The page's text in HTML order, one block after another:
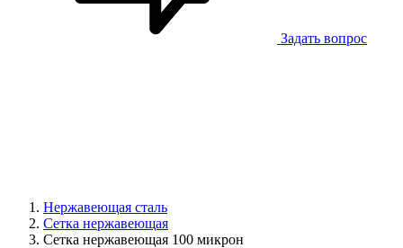
Задать вопрос
Нержавеющая сталь
Сетка нержавеющая
Сетка нержавеющая 100 микрон